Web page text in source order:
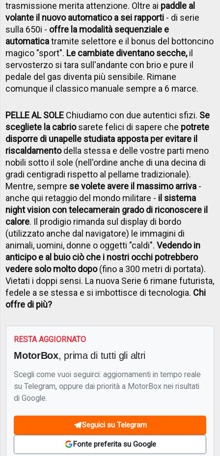
trasmissione merita attenzione. Oltre ai paddle al
volante il nuovo automatico a sei rapporti - di serie
sulla 650i - offre la modalità sequenziale e
automaticatramite selettore e il bonus del bottoncino
magico "sport". Le cambiate diventano secche,il
servosterzo si tara sull'andante con brio e pure il
pedale del gas diventa più sensibile. Rimane
comunque il classico manuale sempre a 6 marce.
PELLE AL SOLE Chiudiamo con due autentici sfizi. Se
scegliete la cabriosarete felici di sapere che potrete
disporre di unapelle studiata apposta per evitare il
riscaldamentodella stessa e delle vostre parti meno
nobili sotto il sole (nell'ordine anche di una decina di
gradi centigradi rispetto al pellame tradizionale).
Mentre, sempre se volete avere il massimo arriva -
anche qui retaggio del mondo militare - il sistema
night vision con telecamerain grado di riconoscere il
calore. Il prodigio rimanda sul display di bordo
(utilizzato anche dal navigatore) le immagini di
animali, uomini, donne o oggetti "caldi".Vedendo in
anticipo e al buio ciò che i nostri occhi potrebbero
vedere solo molto dopo(fino a 300 metri di portata).
Vietati i doppi sensi. La nuova Serie 6 rimane futurista,
fedele a se stessa e si imbottisce di tecnologia. Chi
offre di più?
RESTA AGGIORNATO
MotorBox, prima di tutti gli altri
Scegli come vuoi seguirci: aggiornamenti in tempo reale
su Telegram, oppure dai priorità a MotorBox nei risultati
di Google.
Seguici su Telegram
Fonte preferita su Google